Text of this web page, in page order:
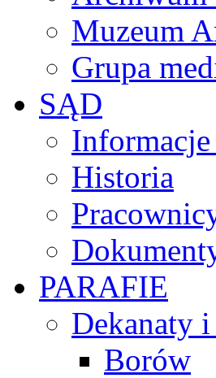
Muzeum
Grupa
SĄD
Historia
PARAFIE
Dekanaty
Borów